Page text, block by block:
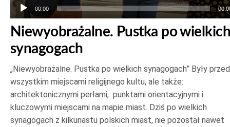
00:00
Niewyobrażalne. Pustka po wielkich
synagogach
„Niewyobrażalne. Pustka po wielkich synagogach” Były
wszystkim miejscami religijnego kultu, ale także:
architektonicznymi perłami, punktami orientacyjnymi i
kluczowymi miejscami na mapie miast. Dziś po wielkich
synagogach z kilkunastu polskich miast, nie pozostał nawet